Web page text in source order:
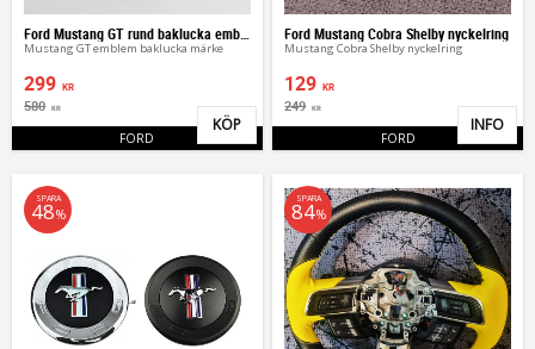
Mustang GT emblem baklucka märke
299 KR
580 KR
FORD Lägg till i favoriter
KÖP
Ford Mustang Cobra Shelby nyckelring
Mustang Cobra Shelby nyckelring
129 KR
249 KR
FORD
INFO
SPARA
48%
SPARA
84%